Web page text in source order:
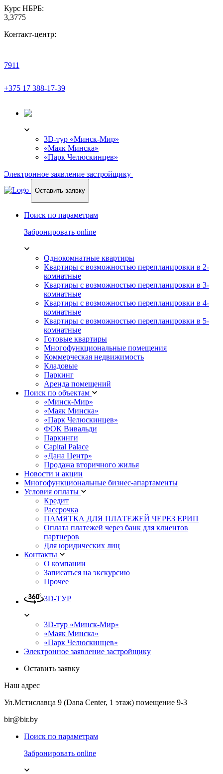
Курс НБРБ:
3,3775
Контакт-центр:
7911
+375 17 388-17-39
3D-тур «Минск-Мир»
«Маяк Минска»
«Парк Челюскинцев»
Электронное заявление застройщику
Оставить заявку
Поиск по параметрам
Забронировать online
Однокомнатные квартиры
Квартиры с возможностью перепланировки в 2-
комнатные
Квартиры с возможностью перепланировки в 3-
комнатные
Квартиры с возможностью перепланировки в 4-
комнатные
Квартиры с возможностью перепланировки в 5-
комнатные
Готовые квартиры
Многофункциональные помещения
Коммерческая недвижимость
Кладовые
Паркинг
Аренда помещений
Поиск по объектам
«Минск-Мир»
«Маяк Минска»
«Парк Челюскинцев»
ФОК Вивальди
Паркинги
Capital Palace
«Дана Центр»
Продажа вторичного жилья
Новости и акции
Многофункциональные бизнес-апартаменты
Условия оплаты
Кредит
Рассрочка
ПАМЯТКА ДЛЯ ПЛАТЕЖЕЙ ЧЕРЕЗ ЕРИП
Оплата платежей через банк для клиентов
партнеров
Для юридических лиц
Контакты
О компании
Записаться на экскурсию
Прочее
3D-ТУР
3D-тур «Минск-Мир»
«Маяк Минска»
«Парк Челюскинцев»
Электронное заявление застройщику
Оставить заявку
Наш адрес
Ул.Мстиславца 9 (Dana Center, 1 этаж) помещение 9-3
bir@bir.by
Поиск по параметрам
Забронировать online